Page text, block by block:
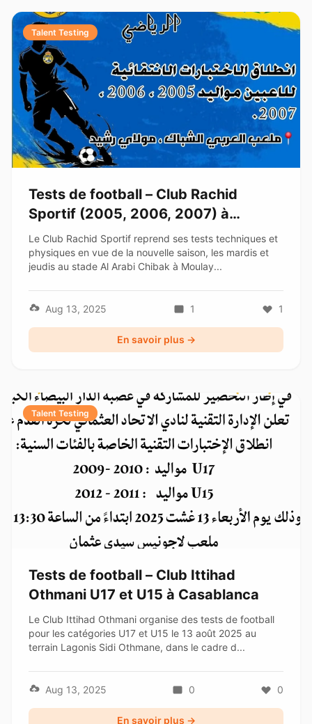
Talent Testing
Tests de football – Club Rachid
Sportif (2005, 2006, 2007) à
Casablanca
Le Club Rachid Sportif reprend ses tests techniques et
physiques en vue de la nouvelle saison, les mardis et
jeudis au stade Al Arabi Chibak à Moulay...
Aug 13, 2025 1 1
En savoir plus →
Talent Testing
Tests de football – Club Ittihad
Othmani U17 et U15 à Casablanca
Le Club Ittihad Othmani organise des tests de football
pour les catégories U17 et U15 le 13 août 2025 au
terrain Lagonis Sidi Othmane, dans le cadre d...
Aug 13, 2025 0 0
En savoir plus →